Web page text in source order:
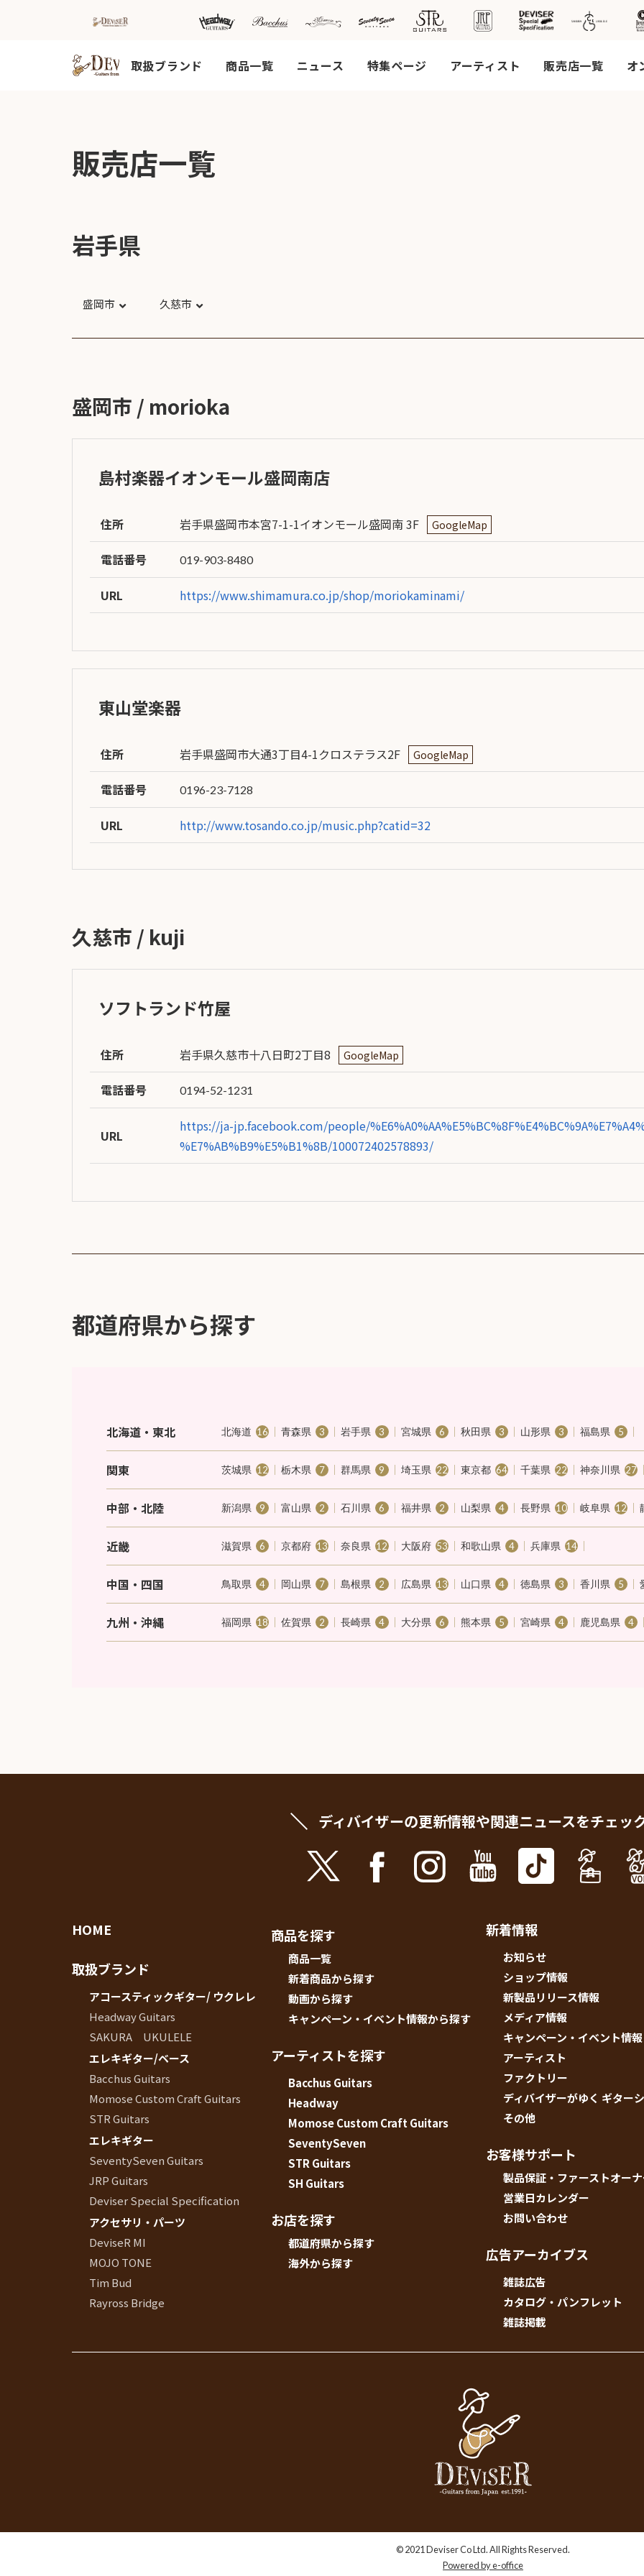
取扱ブランド 商品一覧 ニュース 特集ページ アーティスト 販売店一覧 オ
取扱ブランド
レレ
Headway
UKULELE
Momose
Custom Craft
エレキギター
JRP Guitars
Special
Specification
アクセサリ・
Rayross Bridge
商品一覧
アーティストを
Momose
STR Guitars
お店を探す
都道府県から探
す
海外から探す
ファク
イザー
ショッ
プ巡り
その他
お客様
サポー
ファー
営業日
ダー
カタロ
グ・
ト
雑誌掲
載
への
インス
サイト
お問い
販売店一覧
岩手県
盛岡市 久慈市
盛岡市 / morioka
島村楽器イオンモール盛岡南店
住所 岩手県盛岡市本宮7-1-1イオンモール盛岡南 3F GoogleMap
電話番号 019-903-8480
URL https://www.shimamura.co.jp/shop/moriokaminami/
東山堂楽器
住所 岩手県盛岡市大通3丁目4-1クロステラス2F GoogleMap
電話番号 0196-23-7128
URL http://www.tosando.co.jp/music.php?catid=32
久慈市 / kuji
ソフトランド竹屋
住所 岩手県久慈市十八日町2丁目8 GoogleMap
電話番号 0194-52-1231
URL
https://ja-jp.facebook.com/people/
%E7%AB%B9%E5%B1%8B/100072402578893/
都道府県から探す
北海道・東北 北海道 16 青森県 3 岩手県 3 宮城県 6 秋田県 3 山形県 3 福島県 5
関東 茨城県 12 栃木県 7 群馬県 9 埼玉県 22 東京都 64 千葉県 22 神奈川県 27
中部・北陸 新潟県 9 富山県 2 石川県 6 福井県 2 山梨県 4 長野県 10 岐阜県 12
近畿 滋賀県 6 京都府 13 奈良県 12 大阪府 53 和歌山県 4 兵庫県 14
中国・四国 鳥取県 4 岡山県 7 島根県 2 広島県 13 山口県 4 徳島県 3 香川県 5
九州・沖縄 福岡県 18 佐賀県 2 長崎県 4 大分県 6 熊本県 5 宮崎県 4 鹿児島県 4
ディバイザーの更新情報や関連ニュースをチェッ
HOME
取扱ブランド
アコースティックギター/ ウクレレ
Headway Guitars
SAKURA UKULELE
エレキギター/ベース
Bacchus Guitars
Momose Custom Craft Guitars
STR Guitars
エレキギター
SeventySeven Guitars
JRP Guitars
Deviser Special Specification
アクセサリ・パーツ
DeviseR MI
MOJO TONE
Tim Bud
Rayross Bridge
商品を探す
商品一覧
新着商品から探す
動画から探す
キャンペーン・イベント情報から探す
アーティストを探す
Bacchus Guitars
Headway
Momose Custom Craft Guitars
SeventySeven
STR Guitars
SH Guitars
お店を探す
都道府県から探す
海外から探す
新着情報
お知らせ
ショップ情報
新製品リリース情報
メディア情報
キャンペーン・イベント情報
アーティスト
ファクトリー
ディバイザーがゆく ギター
その他
お客様サポート
製品保証・ファーストオー
営業日カレンダー
お問い合わせ
広告アーカイブス
雑誌広告
カタログ・パンフレット
雑誌掲載
© 2021 Deviser Co Ltd. All Rights Reserved.
Powered by e-office